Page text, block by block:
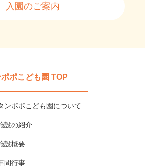
入園のご案内
ポこども園 TOP
ンポポこども園について
設の紹介
設概要
間行事